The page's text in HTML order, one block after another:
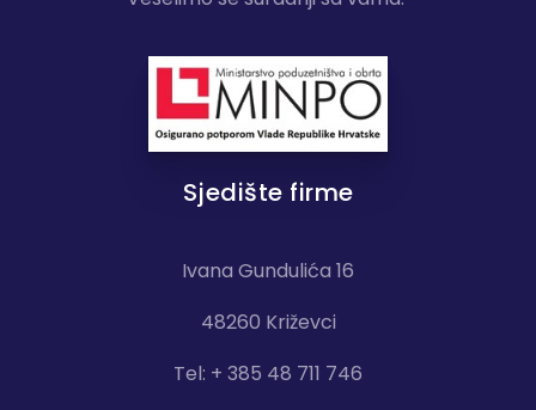
Sjedište firme
Ivana Gundulića 16
48260 Križevci
Tel: + 385 48 711 746